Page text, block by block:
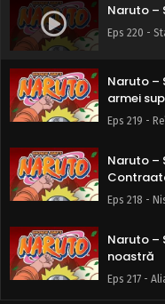
Naruto –
Eps 220 -
Naruto –
armei
Eps 219 -
Naruto –
Eps 218 -
Naruto –
noastră
Eps 217 -